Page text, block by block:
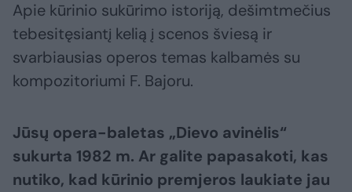
Apie kūrinio sukūrimo istoriją, dešimtmečius
tebesitęsiantį kelią į scenos šviesą ir
svarbiausias operos temas kalbamės su
kompozitoriumi F. Bajoru.
Jūsų opera-baletas „Dievo avinėlis“
sukurta 1982 m. Ar galite papasakoti, kas
nutiko, kad kūrinio premjeros laukiate jau